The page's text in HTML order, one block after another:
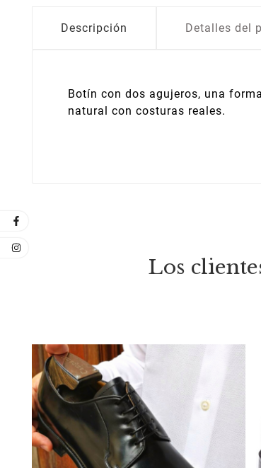
Descripción Detalles del
Botín con dos agujeros, una
natural con costuras reales.
Los